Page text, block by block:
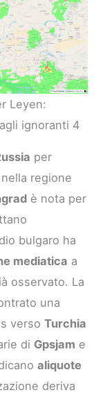
Leyen:
ignoranti 4
per
nella regione
è nota per
bulgaro ha
mediatica a
osservato. La
una
versoTurchia
di Gpsjam e
aliquote
deriva